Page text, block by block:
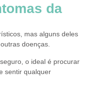
da
mas alguns deles
doenças.
o ideal é procurar
sentir qualquer